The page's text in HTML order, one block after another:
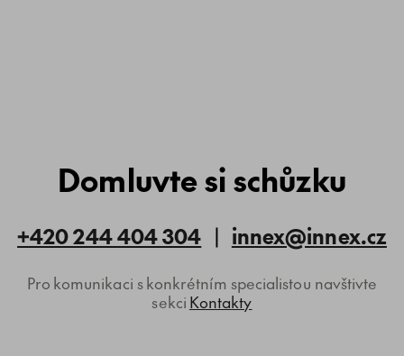
Domluvte si schůzku
+420 244 404 304 | innex@innex.cz
Pro komunikaci s konkrétním specialistou navštivte
sekci Kontakty